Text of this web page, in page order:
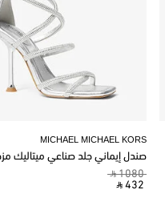
MICHAEL MICHAEL KORS
صندل إيماني جلد صناعي ميتاليك
‎ ⃁ 1080 ‎
‎ ⃁ 432 ‎